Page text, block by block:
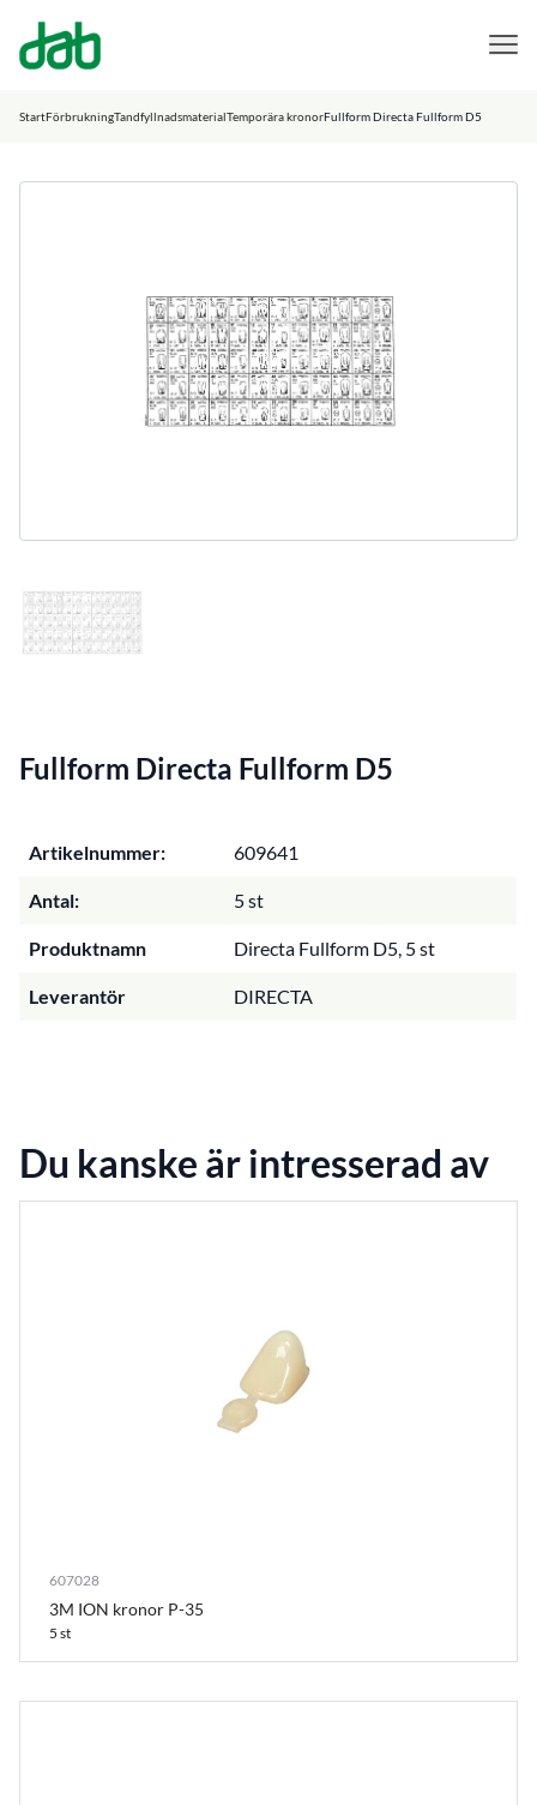
DAB Dental
StartFörbrukningTandfyllnadsmaterialTemporära kronorFullform Directa Fullform D5
Fullform Directa Fullform D5
Artikelnummer: 609641
Antal: 5 st
Produktnamn Directa Fullform D5, 5 st
Leverantör DIRECTA
Du kanske är intresserad av
607028
3M ION kronor P-35
5 st